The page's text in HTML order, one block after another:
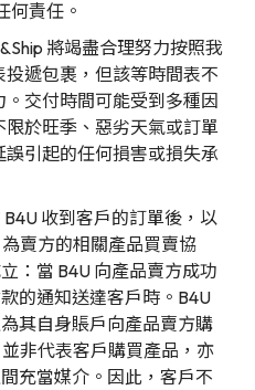
何責任。
將竭盡合理努力按照我
遞包裹，但該等時間表不
交付時間可能受到多種因
於旺季、惡劣天氣或訂單
引起的任何損害或損失承
收到客戶的訂單後，以
賣方的相關產品買賣協
：當 B4U 向產品賣方成功
的通知送達客戶時。B4U
其自身賬戶向產品賣方購
非代表客戶購買產品，亦
充當媒介。因此，客戶不